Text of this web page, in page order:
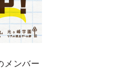
メンバー